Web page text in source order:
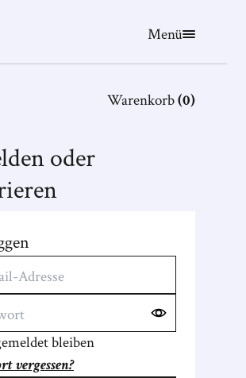
Menü
Warenkorb(0)
oder
bleiben
vergessen?